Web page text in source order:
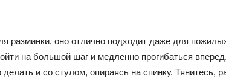
разминки, оно отлично подходит даже для
на большой шаг и медленно прогибаться
и со стулом, опираясь на спинку. Тянитесь,